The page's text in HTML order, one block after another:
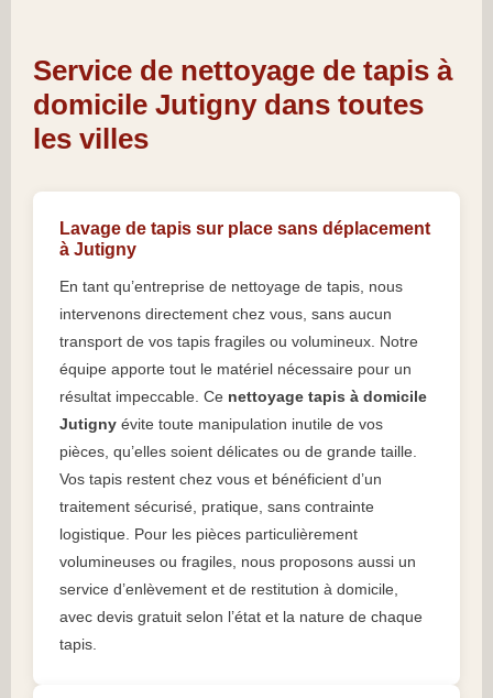
Service de nettoyage de tapis à
domicile Jutigny dans toutes
les villes
Lavage de tapis sur place sans déplacement
à Jutigny
En tant qu’entreprise de nettoyage de tapis, nous
intervenons directement chez vous, sans aucun
transport de vos tapis fragiles ou volumineux. Notre
équipe apporte tout le matériel nécessaire pour un
résultat impeccable. Ce nettoyage tapis à domicile
Jutigny évite toute manipulation inutile de vos
pièces, qu’elles soient délicates ou de grande taille.
Vos tapis restent chez vous et bénéficient d’un
traitement sécurisé, pratique, sans contrainte
logistique. Pour les pièces particulièrement
volumineuses ou fragiles, nous proposons aussi un
service d’enlèvement et de restitution à domicile,
avec devis gratuit selon l’état et la nature de chaque
tapis.